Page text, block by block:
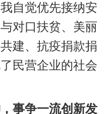
自觉优先接纳安
对口扶贫、美丽
建、抗疫捐款捐
民营企业的社会
事争一流创新发